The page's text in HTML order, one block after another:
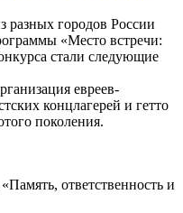
разных городов России
«Место встречи:
стали следующие
евреев-
концлагерей и гетто
поколения.